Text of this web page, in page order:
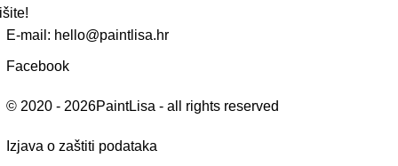
E-mail: hello@paintlisa.hr
Facebook
© 2020 - 2026PaintLisa - all rights reserved
Izjava o zaštiti podataka